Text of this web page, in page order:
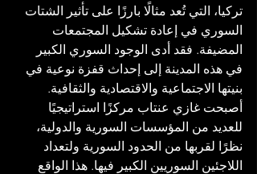
تركيا، التي تُعد مثالًا بارزًا على تأثير الشتات
السوري في إعادة تشكيل المجتمعات
المضيفة. فقد أدى الوجود السوري الكبير
في هذه المدينة إلى إحداث قفزة نوعية في
بنيتها الاجتماعية والاقتصادية والثقافية.
أصبحت غازي عنتاب مركزًا استراتيجيًا
للعديد من المؤسسات السورية والدولية،
نظرًا لقربها من الحدود السورية ولتعداد
اللاجئين السوريين الكبير فيها. هذا الواقع